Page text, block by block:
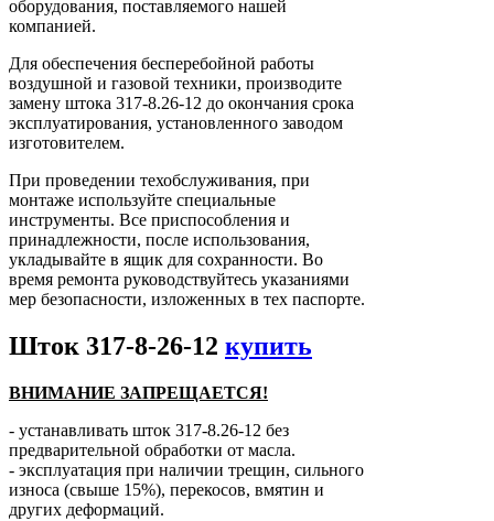
оборудования, поставляемого нашей
компанией.
Для обеспечения бесперебойной работы
воздушной и газовой техники, производите
замену штока 317-8.26-12 до окончания срока
эксплуатирования, установленного заводом
изготовителем.
При проведении техобслуживания, при
монтаже используйте специальные
инструменты. Все приспособления и
принадлежности, после использования,
укладывайте в ящик для сохранности. Во
время ремонта руководствуйтесь указаниями
мер безопасности, изложенных в тех паспорте.
Шток 317-8-26-12 купить
ВНИМАНИЕ ЗАПРЕЩАЕТСЯ!
- устанавливать шток 317-8.26-12 без
предварительной обработки от масла.
- эксплуатация при наличии трещин, сильного
износа (свыше 15%), перекосов, вмятин и
других деформаций.